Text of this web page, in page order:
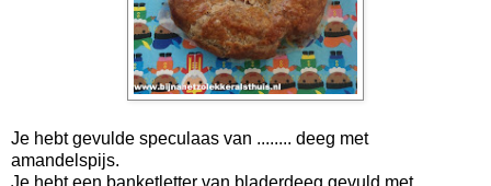
Je hebt gevulde speculaas van ........ deeg met
amandelspijs.
Je hebt een banketletter van bladerdeeg gevuld met